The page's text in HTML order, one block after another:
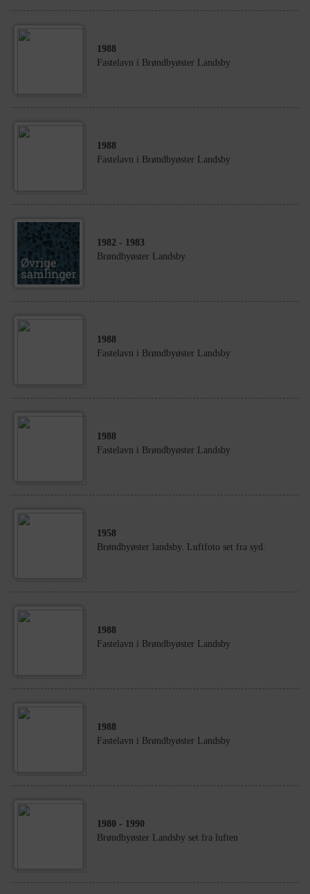
1988
Fastelavn i Brøndbyøster Landsby
1988
Fastelavn i Brøndbyøster Landsby
1982 - 1983
Brøndbyøster Landsby
1988
Fastelavn i Brøndbyøster Landsby
1988
Fastelavn i Brøndbyøster Landsby
1958
Brøndbyøster landsby. Luftfoto set fra syd.
1988
Fastelavn i Brøndbyøster Landsby
1988
Fastelavn i Brøndbyøster Landsby
1980 - 1990
Brøndbyøster Landsby set fra luften